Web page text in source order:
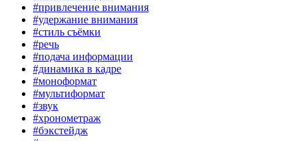
#привлечение внимания
#удержание внимания
#стиль съёмки
#речь
#подача информации
#динамика в кадре
#моноформат
#мультиформат
#звук
#хронометраж
#бэкстейдж